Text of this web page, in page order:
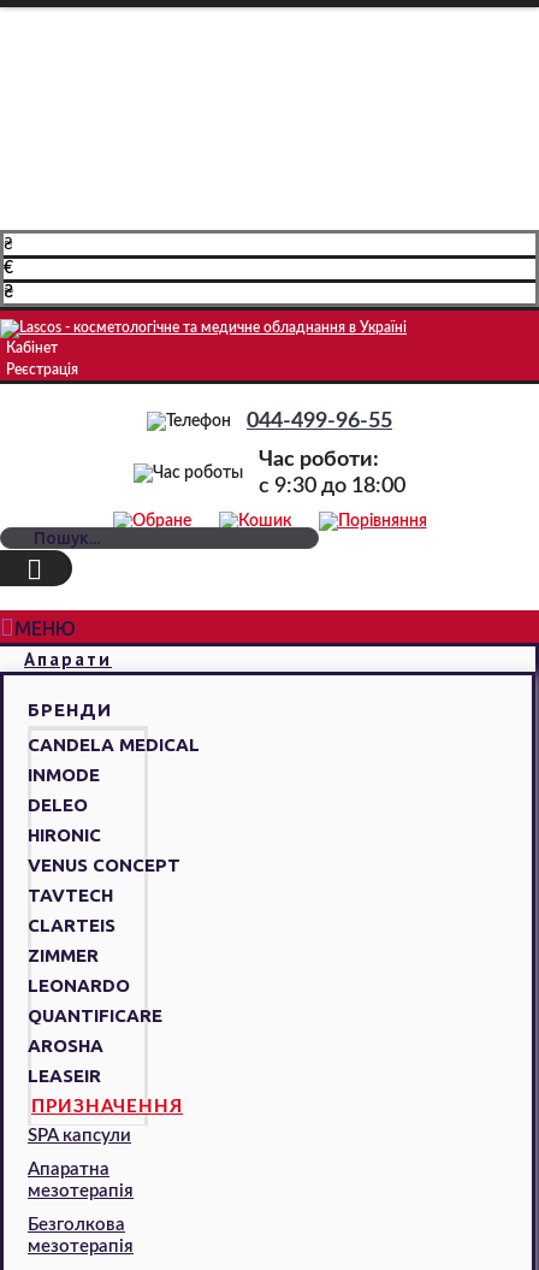
₴
€
₴
Кабінет
Реєстрація
044-499-96-55
Час роботи:
c 9:30 до 18:00
МЕНЮ
Апарати
БРЕНДИ
CANDELA MEDICAL
INMODE
DELEO
HIRONIC
VENUS CONCEPT
TAVTECH
CLARTEIS
ZIMMER
LEONARDO
QUANTIFICARE
AROSHA
LEASEIR
ПРИЗНАЧЕННЯ
SPA капсули
Апаратна
мезотерапія
Безголкова
мезотерапія